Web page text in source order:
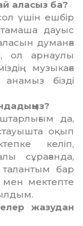
аласыз ба?
үшін ешбір
дауыс
думанға
ол арнаулы
музыкаға
бізді
да,
оқып
келіп,
сұрағанда,
талантым бар
мен мектепте
жазудан